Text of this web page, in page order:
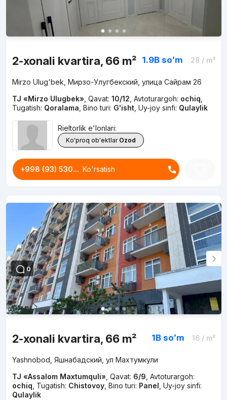
2-xonali kvartira, 66 m² 1.9B soʻm 28 / m²
Mirzo Ulug'bek, Мирзо-Улугбекский, улица Сайрам 26
TJ «Mirzo Ulugbek» Qavat: 10/12 Avtoturargoh: ochiq
Tugatish: Qoralama Bino turi: G'isht, Uy-joy sinfi: Qulaylik
Rieltorlik e'lonlari:
Ko'proq ob'ektlar Ozod
+998 (93) 530... Ko'rsatish
0
2-xonali kvartira, 66 m² 1B soʻm 16/ m²
Yashnobod, Яшнабадский, ул Махтумкули
TJ «Assalom Maxtumquli» Qavat: 6/9 Avtoturargoh:
ochiq Tugatish: Chistovoy, Bino turi: Panel Uy-joy sinfi:
Qulaylik